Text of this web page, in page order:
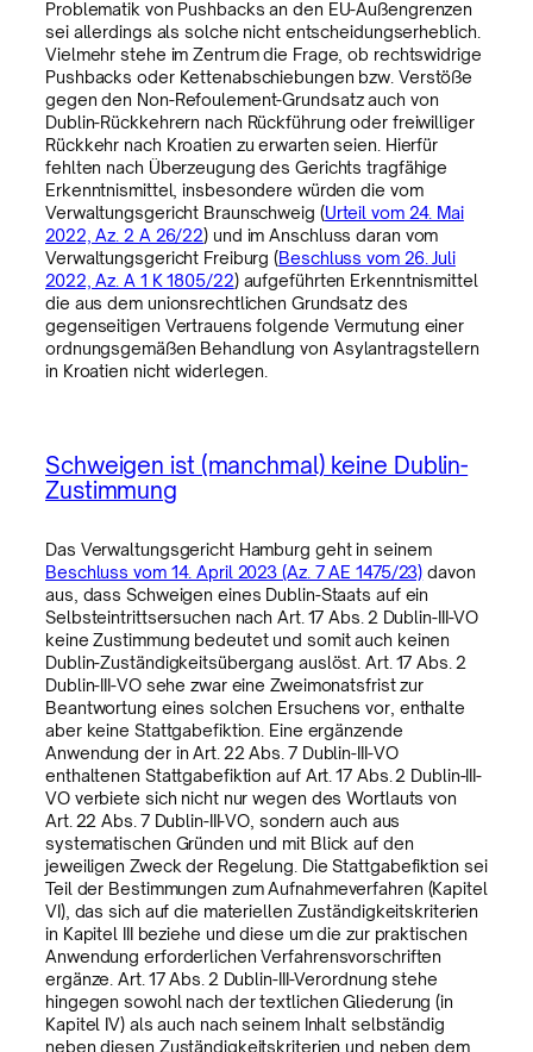
Problematik von Pushbacks an den EU-Außengrenzen
sei allerdings als solche nicht entscheidungserheblich.
Vielmehr stehe im Zentrum die Frage, ob rechtswidrige
Pushbacks oder Kettenabschiebungen bzw. Verstöße
gegen den Non-Refoulement-Grundsatz auch von
Dublin-Rückkehrern nach Rückführung oder freiwilliger
Rückkehr nach Kroatien zu erwarten seien. Hierfür
fehlten nach Überzeugung des Gerichts tragfähige
Erkenntnismittel, insbesondere würden die vom
Verwaltungsgericht Braunschweig (Urteil vom 24. Mai
2022, Az. 2 A 26/22) und im Anschluss daran vom
Verwaltungsgericht Freiburg (Beschluss vom 26. Juli
2022, Az. A 1 K 1805/22) aufgeführten Erkenntnismittel
die aus dem unionsrechtlichen Grundsatz des
gegenseitigen Vertrauens folgende Vermutung einer
ordnungsgemäßen Behandlung von Asylantragstellern
in Kroatien nicht widerlegen.
Schweigen ist (manchmal) keine Dublin-
Zustimmung
Das Verwaltungsgericht Hamburg geht in seinem
Beschluss vom 14. April 2023 (Az. 7 AE 1475/23) davon
aus, dass Schweigen eines Dublin-Staats auf ein
Selbsteintrittsersuchen nach Art. 17 Abs. 2 Dublin-III-VO
keine Zustimmung bedeutet und somit auch keinen
Dublin-Zuständigkeitsübergang auslöst. Art. 17 Abs. 2
Dublin-III-VO sehe zwar eine Zweimonatsfrist zur
Beantwortung eines solchen Ersuchens vor, enthalte
aber keine Stattgabefiktion. Eine ergänzende
Anwendung der in Art. 22 Abs. 7 Dublin-III-VO
enthaltenen Stattgabefiktion auf Art. 17 Abs. 2 Dublin-III-
VO verbiete sich nicht nur wegen des Wortlauts von
Art. 22 Abs. 7 Dublin-III-VO, sondern auch aus
systematischen Gründen und mit Blick auf den
jeweiligen Zweck der Regelung. Die Stattgabefiktion sei
Teil der Bestimmungen zum Aufnahmeverfahren (Kapitel
VI), das sich auf die materiellen Zuständigkeitskriterien
in Kapitel III beziehe und diese um die zur praktischen
Anwendung erforderlichen Verfahrensvorschriften
ergänze. Art. 17 Abs. 2 Dublin-III-Verordnung stehe
hingegen sowohl nach der textlichen Gliederung (in
Kapitel IV) als auch nach seinem Inhalt selbständig
neben diesen Zuständigkeitskriterien und neben dem